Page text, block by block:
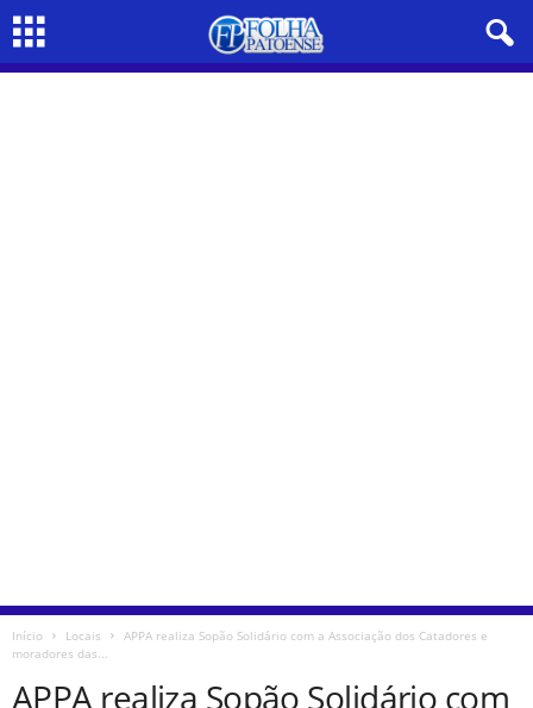
Início Locais
APPA realiza Sopão Solidário com a Associação dos Catadores e
moradores das...
APPA realiza Sopão Solidário com